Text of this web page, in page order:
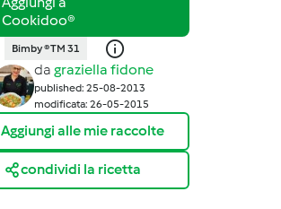
Bimby ® TM 31
da graziella fidone
published: 25-08-2013
modificata: 26-05-2015
Aggiungi alle mie raccolte
condividi la ricetta